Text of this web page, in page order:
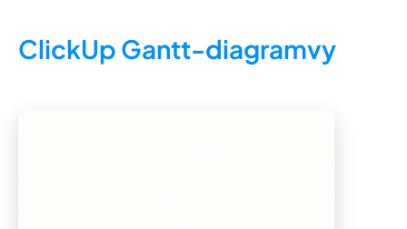
ClickUp Gantt-diagramvy